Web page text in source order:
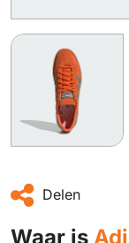
Delen
Waar is